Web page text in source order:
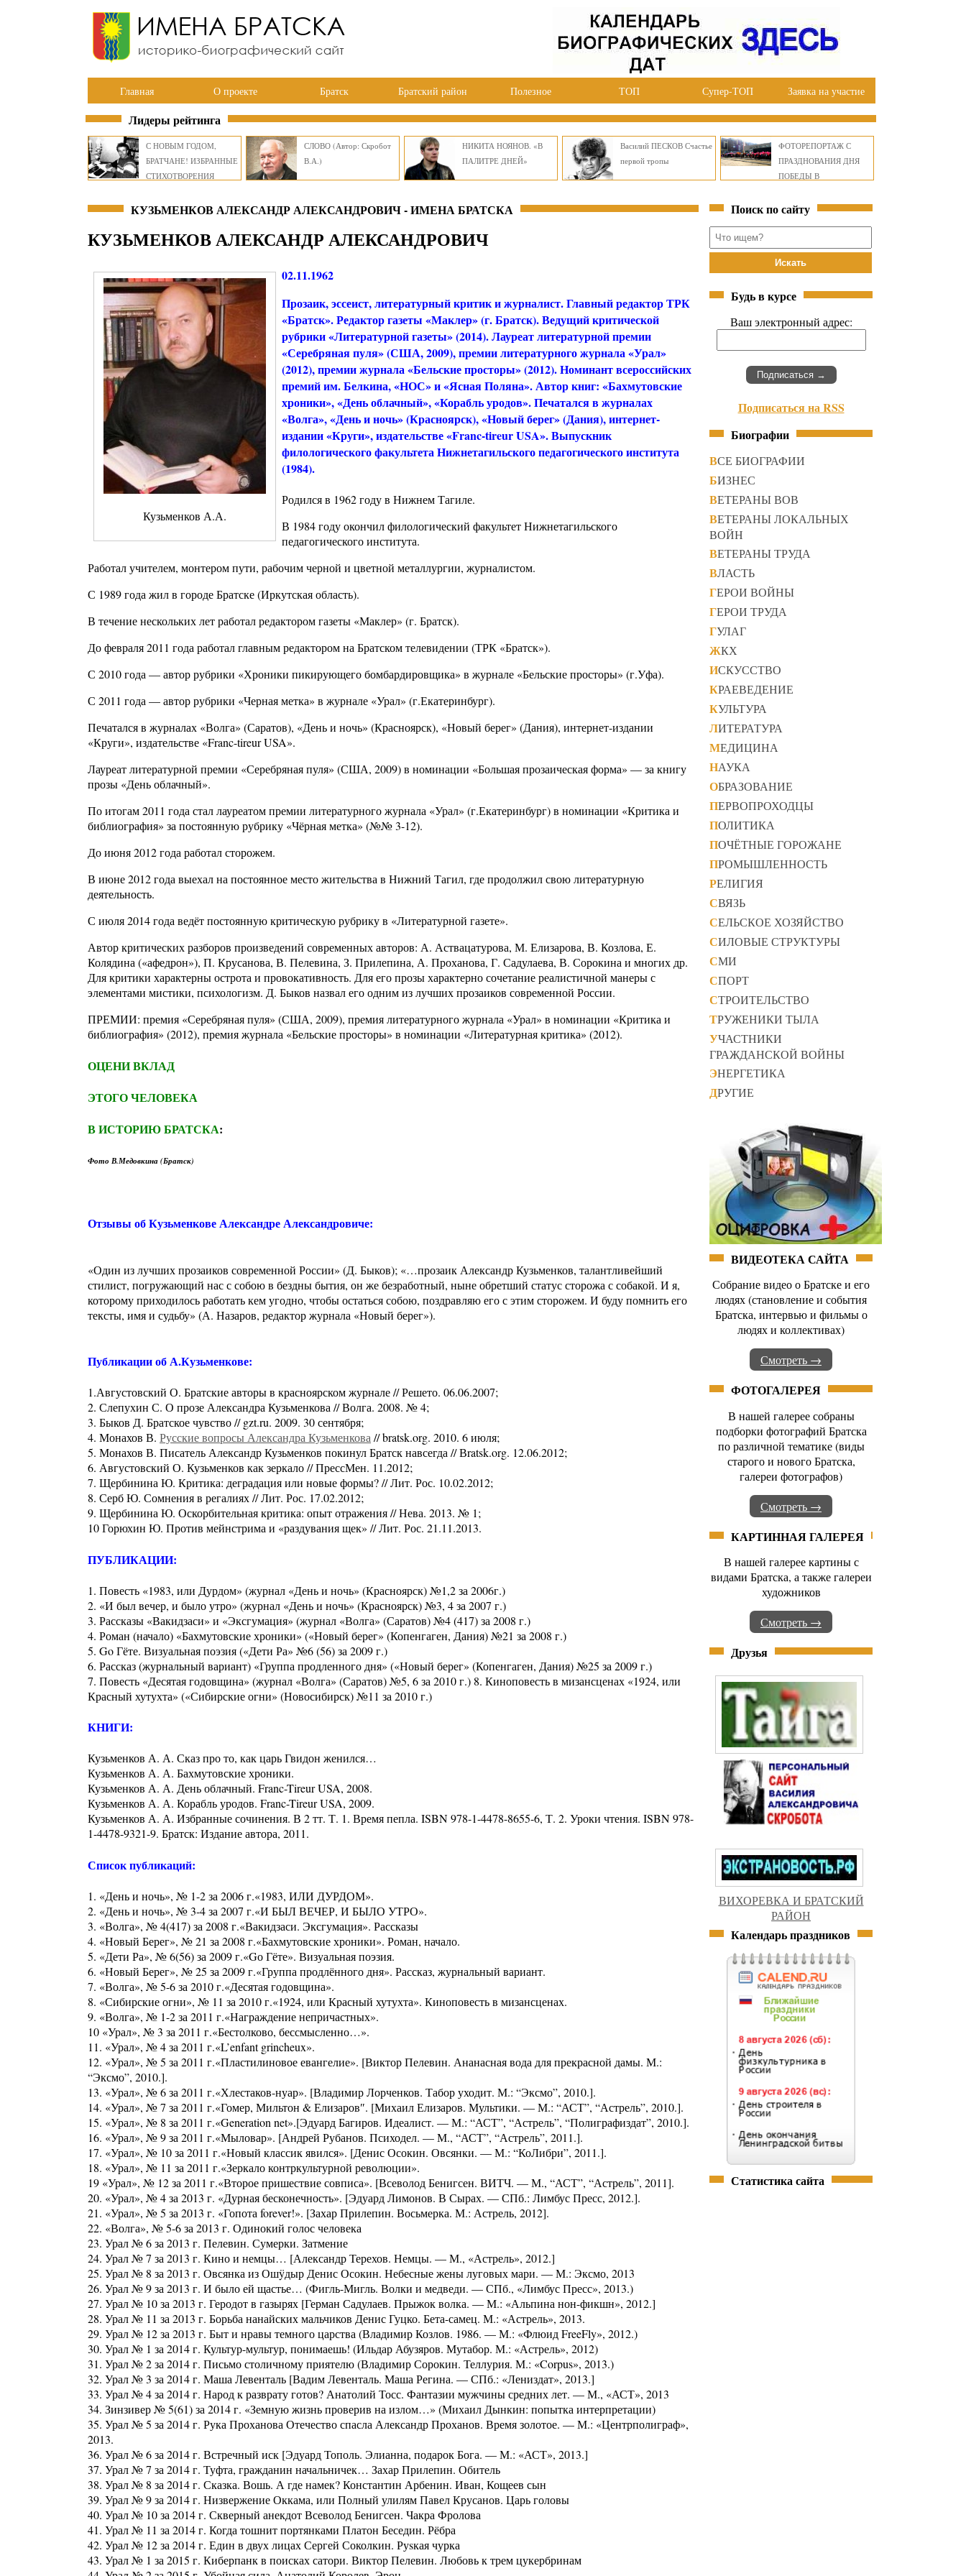
Главная О проекте Братск Братский район Полезное ТОП Супер-ТОП Заявка на участие
Лидеры рейтинга
С НОВЫМ ГОДОМ,
БРАТЧАНЕ! ИЗБРАННЫЕ
СТИХОТВОРЕНИЯ
СЛОВО (Автор: Скробот
В.А.)
НИКИТА НОЯНОВ. «В
ПАЛИТРЕ ДНЕЙ»
Василий ПЕСКОВ Счастье
первой тропы
ФОТОРЕПОРТАЖ С
ПРАЗДНОВАНИЯ ДНЯ
ПОБЕДЫ В
ОКРУГЕ БРАТСКА
КУЗЬМЕНКОВ АЛЕКСАНДР АЛЕКСАНДРОВИЧ - ИМЕНА БРАТСКА
КУЗЬМЕНКОВ АЛЕКСАНДР АЛЕКСАНДРОВИЧ
Кузьменков А.А.
02.11.1962
Прозаик, эссеист, литературный критик и журналист. Главный редактор ТРК
«Братск». Редактор газеты «Маклер» (г. Братск). Ведущий критической
рубрики «Литературной газеты» (2014). Лауреат литературной премии
«Серебряная пуля» (США, 2009), премии литературного журнала «Урал»
(2012), премии журнала «Бельские просторы» (2012). Номинант всероссийских
премий им. Белкина, «НОС» и «Ясная Поляна». Автор книг: «Бахмутовские
хроники», «День облачный», «Корабль уродов». Печатался в журналах
«Волга», «День и ночь» (Красноярск), «Новый берег» (Дания), интернет-
издании «Круги», издательстве «Franc-tireur USA». Выпускник
филологического факультета Нижнетагильского педагогического института
(1984).
Родился в 1962 году в Нижнем Тагиле.
В 1984 году окончил филологический факультет Нижнетагильского
педагогического института.
Работал учителем, монтером пути, рабочим черной и цветной металлургии, журналистом.
С 1989 года жил в городе Братске (Иркутская область).
В течение нескольких лет работал редактором газеты «Маклер» (г. Братск).
До февраля 2011 года работал главным редактором на Братском телевидении (ТРК «Братск»).
С 2010 года — автор рубрики «Хроники пикирующего бомбардировщика» в журнале «Бельские просторы» (г.Уфа).
С 2011 года — автор рубрики «Черная метка» в журнале «Урал» (г.Екатеринбург).
Печатался в журналах «Волга» (Саратов), «День и ночь» (Красноярск), «Новый берег» (Дания), интернет-издании
«Круги», издательстве «Franc-tireur USA».
Лауреат литературной премии «Серебряная пуля» (США, 2009) в номинации «Большая прозаическая форма» — за книгу
прозы «День облачный».
По итогам 2011 года стал лауреатом премии литературного журнала «Урал» (г.Екатеринбург) в номинации «Критика и
библиография» за постоянную рубрику «Чёрная метка» (№№ 3-12).
До июня 2012 года работал сторожем.
В июне 2012 года выехал на постоянное место жительства в Нижний Тагил, где продолжил свою литературную
деятельность.
С июля 2014 года ведёт постоянную критическую рубрику в «Литературной газете».
Автор критических разборов произведений современных авторов: А. Аствацатурова, М. Елизарова, В. Козлова, Е.
Колядина («афедрон»), П. Крусанова, В. Пелевина, З. Прилепина, А. Проханова, Г. Садулаева, В. Сорокина и многих др.
Для критики характерны острота и провокативность. Для его прозы характерно сочетание реалистичной манеры с
элементами мистики, психологизм. Д. Быков назвал его одним из лучших прозаиков современной России.
ПРЕМИИ: премия «Серебряная пуля» (США, 2009), премия литературного журнала «Урал» в номинации «Критика и
библиография» (2012), премия журнала «Бельские просторы» в номинации «Литературная критика» (2012).
ОЦЕНИ ВКЛАД
ЭТОГО ЧЕЛОВЕКА
В ИСТОРИЮ БРАТСКА:
Фото В.Медовкина (Братск)
Отзывы об Кузьменкове Александре Александровиче:
«Один из лучших прозаиков современной России» (Д. Быков); «…прозаик Александр Кузьменков, талантливейший
стилист, погружающий нас с собою в бездны бытия, он же безработный, ныне обретший статус сторожа с собакой. И я,
которому приходилось работать кем угодно, чтобы остаться собою, поздравляю его с этим сторожем. И буду помнить его
тексты, имя и судьбу» (А. Назаров, редактор журнала «Новый берег»).
Публикации об А.Кузьменкове:
1.Августовский О. Братские авторы в красноярском журнале // Решето. 06.06.2007;
2. Слепухин С. О прозе Александра Кузьменкова // Волга. 2008. № 4;
3. Быков Д. Братское чувство // gzt.ru. 2009. 30 сентября;
4. Монахов В. Русские вопросы Александра Кузьменкова// bratsk.org. 2010. 6 июля;
5. Монахов В. Писатель Александр Кузьменков покинул Братск навсегда // Вratsk.org. 12.06.2012;
6. Августовский О. Кузьменков как зеркало // ПрессМен. 11.2012;
7. Щербинина Ю. Критика: деградация или новые формы? // Лит. Рос. 10.02.2012;
8. Серб Ю. Сомнения в регалиях // Лит. Рос. 17.02.2012;
9. Щербинина Ю. Оскорбительная критика: опыт отражения // Нева. 2013. № 1;
10 Горюхин Ю. Против мейнстрима и «раздувания щек» // Лит. Рос. 21.11.2013.
ПУБЛИКАЦИИ:
1. Повесть «1983, или Дурдом» (журнал «День и ночь» (Красноярск) №1,2 за 2006г.)
2. «И был вечер, и было утро» (журнал «День и ночь» (Красноярск) №3, 4 за 2007 г.)
3. Рассказы «Вакидзаси» и «Эксгумация» (журнал «Волга» (Саратов) №4 (417) за 2008 г.)
4. Роман (начало) «Бахмутовские хроники» («Новый берег» (Копенгаген, Дания) №21 за 2008 г.)
5. Go Гёте. Визуальная поэзия («Дети Ра» №6 (56) за 2009 г.)
6. Рассказ (журнальный вариант) «Группа продленного дня» («Новый берег» (Копенгаген, Дания) №25 за 2009 г.)
7. Повесть «Десятая годовщина» (журнал «Волга» (Саратов) №5, 6 за 2010 г.) 8. Киноповесть в мизансценах «1924, или
Красный хутухта» («Сибирские огни» (Новосибирск) №11 за 2010 г.)
КНИГИ:
Кузьменков А. А. Сказ про то, как царь Гвидон женился…
Кузьменков А. А. Бахмутовские хроники.
Кузьменков А. А. День облачный. Franc-Tireur USA, 2008.
Кузьменков А. А. Корабль уродов. Franc-Tireur USA, 2009.
Кузьменков А. А. Избранные сочинения. В 2 тт. Т. 1. Время пепла. ISBN 978-1-4478-8655-6, Т. 2. Уроки чтения. ISBN 978-
1-4478-9321-9. Братск: Издание автора, 2011.
Список публикаций:
1. «День и ночь», № 1-2 за 2006 г.«1983, ИЛИ ДУРДОМ».
2. «День и ночь», № 3-4 за 2007 г.«И БЫЛ ВЕЧЕР, И БЫЛО УТРО».
3. «Волга», № 4(417) за 2008 г.«Вакидзаси. Эксгумация». Рассказы
4. «Новый Берег», № 21 за 2008 г.«Бахмутовские хроники». Роман, начало.
5. «Дети Ра», № 6(56) за 2009 г.«Gо Гёте». Визуальная поэзия.
6. «Новый Берег», № 25 за 2009 г.«Группа продлённого дня». Рассказ, журнальный вариант.
7. «Волга», № 5-6 за 2010 г.«Десятая годовщина».
8. «Сибирские огни», № 11 за 2010 г.«1924, или Красный хутухта». Киноповесть в мизансценах.
9. «Волга», № 1-2 за 2011 г.«Награждение непричастных».
10 «Урал», № 3 за 2011 г.«Бестолково, бессмысленно…».
11. «Урал», № 4 за 2011 г.«L’enfant grincheux».
12. «Урал», № 5 за 2011 г.«Пластилиновое евангелие». [Виктор Пелевин. Ананасная вода для прекрасной дамы. М.:
“Эксмо”, 2010.].
13. «Урал», № 6 за 2011 г.«Хлестаков-нуар». [Владимир Лорченков. Табор уходит. М.: “Эксмо”, 2010.].
14. «Урал», № 7 за 2011 г.«Гомер, Мильтон & Елизаров″. [Михаил Елизаров. Мультики. — М.: “АСТ”, “Астрель”, 2010.].
15. «Урал», № 8 за 2011 г.«Generation net».[Эдуард Багиров. Идеалист. — М.: “АСТ”, “Астрель”, “Полиграфиздат”, 2010.].
16. «Урал», № 9 за 2011 г.«Мыловар». [Андрей Рубанов. Психодел. — М., “АСТ”, “Астрель”, 2011.].
17. «Урал», № 10 за 2011 г.«Новый классик явился». [Денис Осокин. Овсянки. — М.: “КоЛибри”, 2011.].
18. «Урал», № 11 за 2011 г.«Зеркало контркультурной революции».
19 «Урал», № 12 за 2011 г.«Второе пришествие совписа». [Всеволод Бенигсен. ВИТЧ. — М., “АСТ”, “Астрель”, 2011].
20. «Урал», № 4 за 2013 г. «Дурная бесконечность». [Эдуард Лимонов. В Сырах. — СПб.: Лимбус Пресс, 2012.].
21. «Урал», № 5 за 2013 г. «Гопота forever!». [Захар Прилепин. Восьмерка. М.: Астрель, 2012].
22. «Волга», № 5-6 за 2013 г. Одинокий голос человека
23. Урал № 6 за 2013 г. Пелевин. Сумерки. Затмение
24. Урал № 7 за 2013 г. Кино и немцы… [Александр Терехов. Немцы. — М., «Астрель», 2012.]
25. Урал № 8 за 2013 г. Овсянка из Ошÿдыр Денис Осокин. Небесные жены луговых мари. — М.: Эксмо, 2013
26. Урал № 9 за 2013 г. И было ей щастье… (Фигль-Мигль. Волки и медведи. — СПб., «Лимбус Пресс», 2013.)
27. Урал № 10 за 2013 г. Геродот в газырях [Герман Садулаев. Прыжок волка. — М.: «Альпина нон-фикшн», 2012.]
28. Урал № 11 за 2013 г. Борьба нанайских мальчиков Денис Гуцко. Бета-самец. М.: «Астрель», 2013.
29. Урал № 12 за 2013 г. Быт и нравы темного царства (Владимир Козлов. 1986. — М.: «Флюид FreeFly», 2012.)
30. Урал № 1 за 2014 г. Культур-мультур, понимаешь! (Ильдар Абузяров. Мутабор. М.: «Астрель», 2012)
31. Урал № 2 за 2014 г. Письмо столичному приятелю (Владимир Сорокин. Теллурия. М.: «Corpus», 2013.)
32. Урал № 3 за 2014 г. Маша Левенталь [Вадим Левенталь. Маша Регина. — СПб.: «Лениздат», 2013.]
33. Урал № 4 за 2014 г. Народ к разврату готов? Анатолий Тосс. Фантазии мужчины средних лет. — М., «АСТ», 2013
34. Зинзивер № 5(61) за 2014 г. «Земную жизнь проверив на излом…» (Михаил Дынкин: попытка интерпретации)
35. Урал № 5 за 2014 г. Рука Проханова Отечество спасла Александр Проханов. Время золотое. — М.: «Центрполиграф»,
2013.
36. Урал № 6 за 2014 г. Встречный иск [Эдуард Тополь. Элианна, подарок Бога. — М.: «АСТ», 2013.]
37. Урал № 7 за 2014 г. Туфта, гражданин начальничек… Захар Прилепин. Обитель
38. Урал № 8 за 2014 г. Сказка. Вошь. А где намек? Константин Арбенин. Иван, Кощеев сын
39. Урал № 9 за 2014 г. Низвержение Оккама, или Полный улилям Павел Крусанов. Царь головы
40. Урал № 10 за 2014 г. Скверный анекдот Всеволод Бенигсен. Чакра Фролова
41. Урал № 11 за 2014 г. Когда тошнит портянками Платон Беседин. Рёбра
42. Урал № 12 за 2014 г. Един в двух лицах Сергей Соколкин. Руsкая чурка
43. Урал № 1 за 2015 г. Киберпанк в поисках сатори. Виктор Пелевин. Любовь к трем цукербринам
Поиск по сайту
Будь в курсе
Ваш электронный адрес:
Подписаться на RSS
Биографии
ВСЕ БИОГРАФИИ
БИЗНЕС
ВЕТЕРАНЫ ВОВ
ВЕТЕРАНЫ ЛОКАЛЬНЫХ
ВОЙН
ВЕТЕРАНЫ ТРУДА
ВЛАСТЬ
ГЕРОИ ВОЙНЫ
ГЕРОИ ТРУДА
ГУЛАГ
ЖКХ
ИСКУССТВО
КРАЕВЕДЕНИЕ
КУЛЬТУРА
ЛИТЕРАТУРА
МЕДИЦИНА
НАУКА
ОБРАЗОВАНИЕ
ПЕРВОПРОХОДЦЫ
ПОЛИТИКА
ПОЧЁТНЫЕ ГОРОЖАНЕ
ПРОМЫШЛЕННОСТЬ
РЕЛИГИЯ
СВЯЗЬ
СЕЛЬСКОЕ ХОЗЯЙСТВО
СИЛОВЫЕ СТРУКТУРЫ
СМИ
СПОРТ
СТРОИТЕЛЬСТВО
ТРУЖЕНИКИ ТЫЛА
УЧАСТНИКИ
ГРАЖДАНСКОЙ ВОЙНЫ
ЭНЕРГЕТИКА
ДРУГИЕ
ВИДЕОТЕКА САЙТА
Собрание видео о Братске и его
людях (становление и события
Братска, интервью и фильмы о
людях и коллективах)
Смотреть →
ФОТОГАЛЕРЕЯ
В нашей галерее собраны
подборки фотографий Братска
по различной тематике (виды
старого и нового Братска,
галереи фотографов)
Смотреть →
КАРТИННАЯ ГАЛЕРЕЯ
В нашей галерее картины с
видами Братска, а также галереи
художников
Смотреть →
Друзья
ВИХОРЕВКА И БРАТСКИЙ
РАЙОН
Календарь праздников
Статистика сайта